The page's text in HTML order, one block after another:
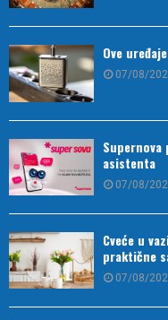
Ove
07/08/
Supernova
asistenta
07/08/
Cveće u
praktične
07/08/